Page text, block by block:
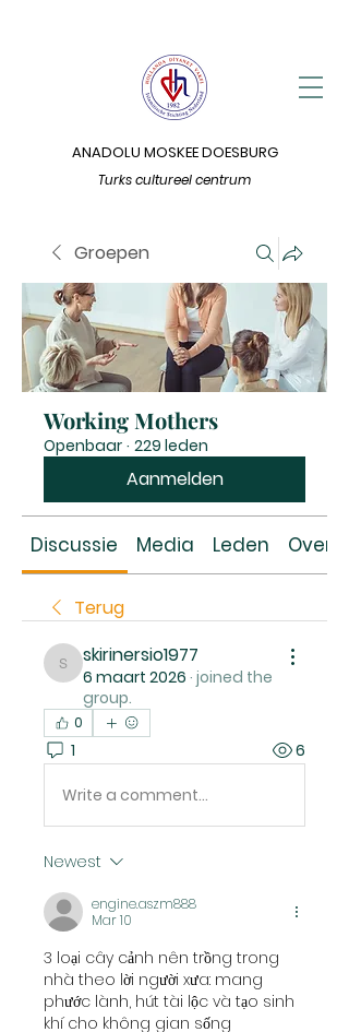
Turks cultureel centrum
ANADOLU MOSKEE DOESBURG
Groepen
Working Mothers
Openbaar · 229 leden
Aanmelden
Discussie Media Leden Over
Terug
skirinersio1977
skirinersio1977
6 maart 2026 · joined the
group.
0
1 6
Write a comment...
Newest
engine.aszm888
Mar 10
3 loại cây cảnh nên trồng trong
nhà theo lời người xưa: mang
phước lành, hút tài lộc và tạo sinh
khí cho không gian sống